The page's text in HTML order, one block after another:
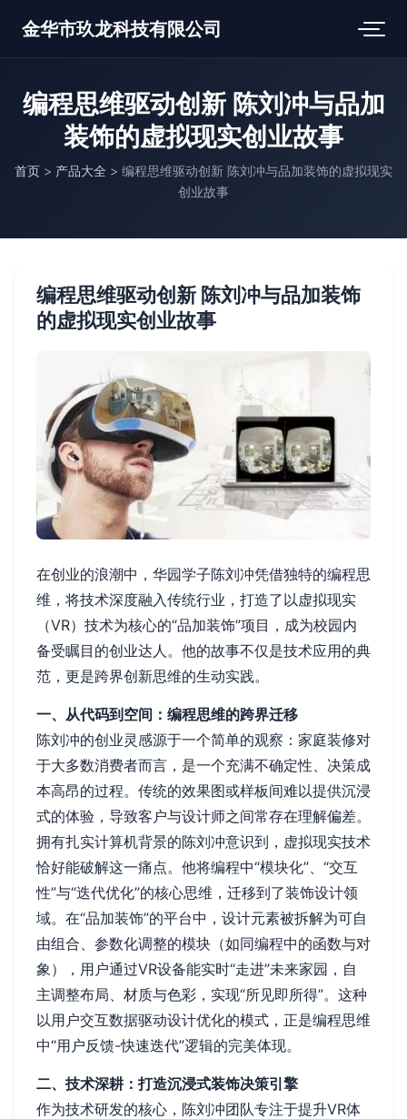
金华市玖龙科技有限公司
编程思维驱动创新 陈刘冲与品加
装饰的虚拟现实创业故事
首页 > 产品大全 > 编程思维驱动创新 陈刘冲与品加装饰的虚拟现实
创业故事
编程思维驱动创新 陈刘冲与品加装饰
的虚拟现实创业故事
在创业的浪潮中，华园学子陈刘冲凭借独特的编程思
维，将技术深度融入传统行业，打造了以虚拟现实
（VR）技术为核心的“品加装饰”项目，成为校园内
备受瞩目的创业达人。他的故事不仅是技术应用的典
范，更是跨界创新思维的生动实践。
一、从代码到空间：编程思维的跨界迁移
陈刘冲的创业灵感源于一个简单的观察：家庭装修对
于大多数消费者而言，是一个充满不确定性、决策成
本高昂的过程。传统的效果图或样板间难以提供沉浸
式的体验，导致客户与设计师之间常存在理解偏差。
拥有扎实计算机背景的陈刘冲意识到，虚拟现实技术
恰好能破解这一痛点。他将编程中“模块化”、“交互
性”与“迭代优化”的核心思维，迁移到了装饰设计领
域。在“品加装饰”的平台中，设计元素被拆解为可自
由组合、参数化调整的模块（如同编程中的函数与对
象），用户通过VR设备能实时“走进”未来家园，自
主调整布局、材质与色彩，实现“所见即所得”。这种
以用户交互数据驱动设计优化的模式，正是编程思维
中“用户反馈-快速迭代”逻辑的完美体现。
二、技术深耕：打造沉浸式装饰决策引擎
作为技术研发的核心，陈刘冲团队专注于提升VR体